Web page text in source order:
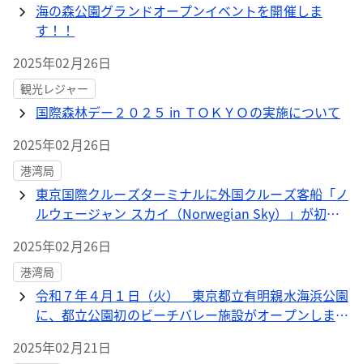
海の森公園グランドオープンイベントを開催しま
す！！
2025年02月26日
観光レジャー
国際森林デー２０２５ in ＴＯＫＹＯの実施について
2025年02月26日
港湾局
東京国際クルーズターミナルに外国クルーズ客船「ノ
ルウェージャン スカイ（Norwegian Sky）」が初入
2025年02月26日
港湾局
令和７年４月１日（火） 東京都立有明親水海浜公園
に、都立公園初のビーチバレー施設がオープンしま
2025年02月21日